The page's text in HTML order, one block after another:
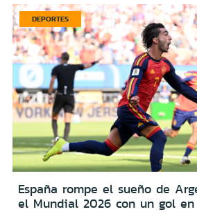
DEPORTES
España rompe el sueño de
el Mundial 2026 con un gol